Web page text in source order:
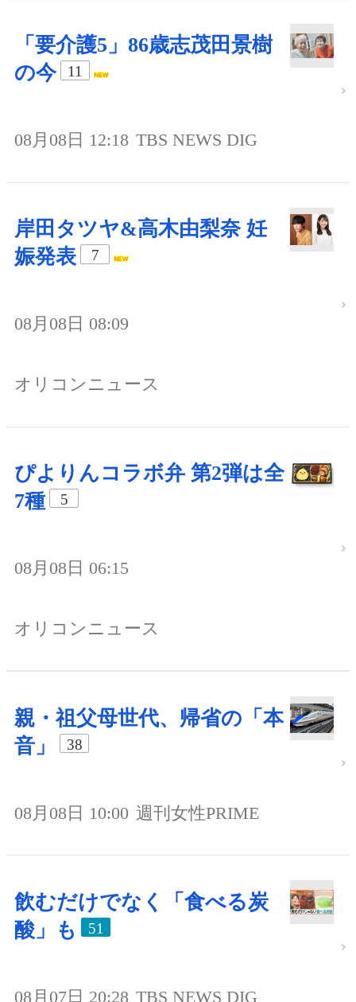
「要介護5」86歳志茂田景樹
の今
11
08月08日 12:18 TBS NEWS DIG
岸田タツヤ&高木由梨奈 妊
娠発表
7
08月08日 08:09
オリコンニュース
ぴよりんコラボ弁 第2弾は全
7種
5
08月08日 06:15
オリコンニュース
親・祖父母世代、帰省の「本
音」
38
08月08日 10:00 週刊女性PRIME
飲むだけでなく「食べる炭
酸」も
51
08月07日 20:28 TBS NEWS DIG